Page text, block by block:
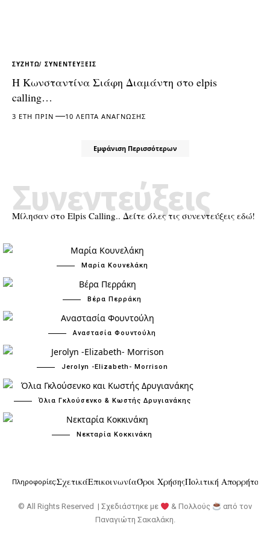
ΣΥΖΗΤΏ ΣΥΝΕΝΤΕΎΞΕΙΣ
Η Κωνσταντίνα Σιάφη Διαμάντη στο elpis
calling…
3 ΈΤΗ ΠΡΙΝ 10 ΛΕΠΤΆ ΑΝΆΓΝΩΣΗΣ
Εμφάνιση Περισσότερων
Μίλησαν στο Elpis Calling.. Δείτε όλες τις συνεντεύξεις εδώ!
Συνεντεύξεις
Μαρία Κουνελάκη
Βέρα Περράκη
Αναστασία Φουντούλη
Jerolyn -Elizabeth- Morrison
Όλια Γκλούσενκο & Κωστής Δρυγιανάκης
Νεκταρία Κοκκινάκη
Πληροφορίες:ΣχετικάΕπικοινωνίαΌροι ΧρήσηςΠολιτική Απορρήτου
© All Rights Reserved | Σχεδιάστηκε με & Πολλούς
από τον
Παναγιώτη Σακαλάκη.